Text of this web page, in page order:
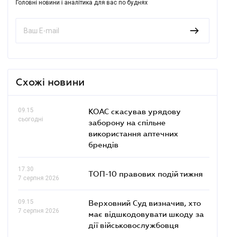
Головні новини і аналітика для вас по буднях
Схожі новини
09.15
сьогодні
КОАС скасував урядову
заборону на спільне
використання аптечних
брендів
17.30
7 серпня 2026
ТОП-10 правових подій тижня
09.15
7 серпня 2026
Верховний Суд визначив, хто
має відшкодовувати шкоду за
дії військовослужбовця